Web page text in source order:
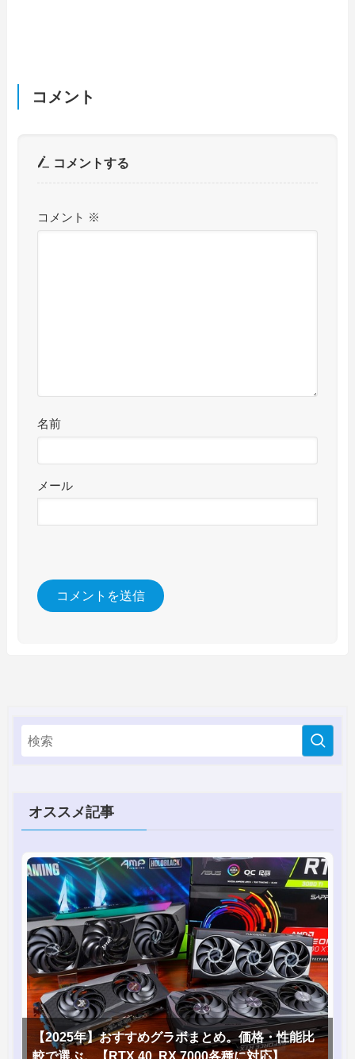
コメント
コメントする
コメント ※
名前
メール
オススメ記事
【2025年】おすすめグラボまとめ。価格・性能比
較で選ぶ。【RTX 40, RX 7000各種に対応】